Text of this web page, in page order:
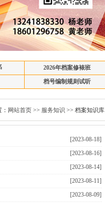
2026年档案修裱班
档号编制规则试听
网站首页 >> 服务知识 >> 档案知识库
[2023-08-18]
[2023-08-16]
[2023-08-14]
[2023-08-11]
[2023-08-09]